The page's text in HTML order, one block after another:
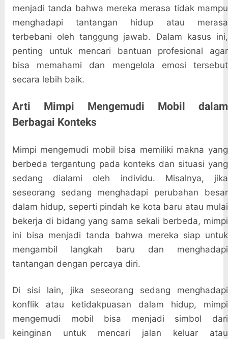
menjadi tanda bahwa mereka merasa tidak mampu
menghadapi tantangan hidup atau merasa
terbebani oleh tanggung jawab. Dalam kasus ini,
penting untuk mencari bantuan profesional agar
bisa memahami dan mengelola emosi tersebut
secara lebih baik.
Arti Mimpi Mengemudi Mobil dalam
Berbagai Konteks
Mimpi mengemudi mobil bisa memiliki makna yang
berbeda tergantung pada konteks dan situasi yang
sedang dialami oleh individu. Misalnya, jika
seseorang sedang menghadapi perubahan besar
dalam hidup, seperti pindah ke kota baru atau mulai
bekerja di bidang yang sama sekali berbeda, mimpi
ini bisa menjadi tanda bahwa mereka siap untuk
mengambil langkah baru dan menghadapi
tantangan dengan percaya diri.
Di sisi lain, jika seseorang sedang menghadapi
konflik atau ketidakpuasan dalam hidup, mimpi
mengemudi mobil bisa menjadi simbol dari
keinginan untuk mencari jalan keluar atau